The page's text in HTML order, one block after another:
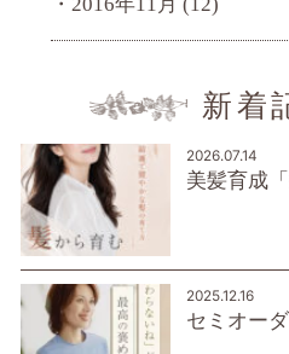
新着
2026.07.14
美髪育成
2025.12.16
セミオー